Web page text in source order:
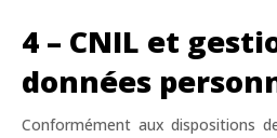
4 – CNIL et
données
Conformément aux dispositions